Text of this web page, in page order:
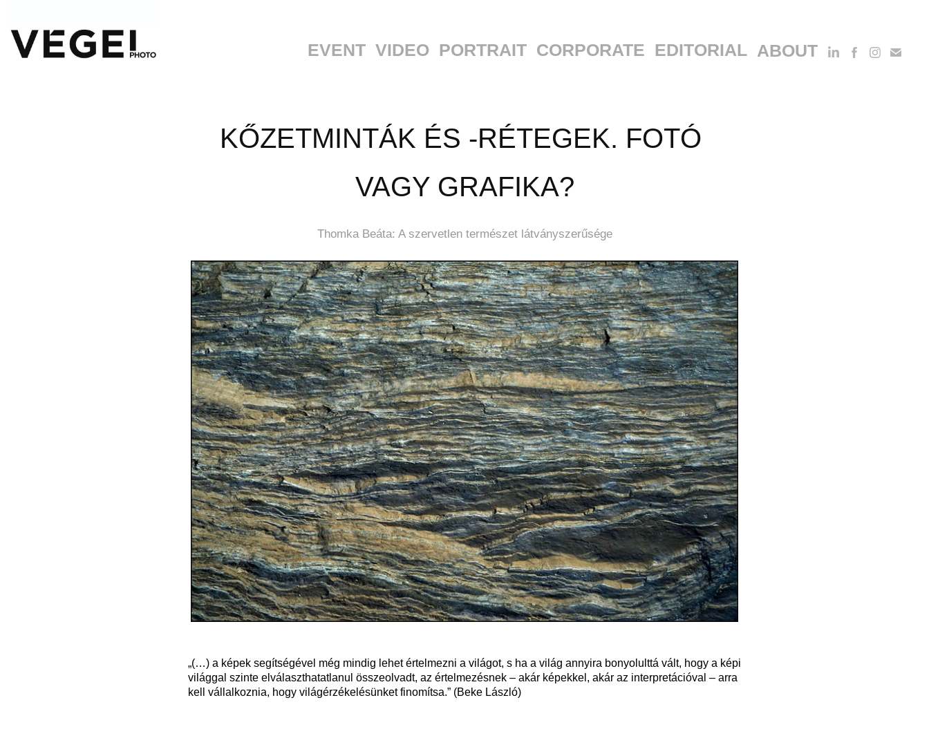
EVENT VIDEO PORTRAIT CORPORATE EDITORIAL ABOUT
KŐZETMINTÁK ÉS -RÉTEGEK. FOTÓ
VAGY GRAFIKA?
Thomka Beáta: A szervetlen természet látványszerűsége
„(…) a képek segítségével még mindig lehet értelmezni a világot, s ha a világ annyira bonyolulttá vált, hogy a képi
világgal szinte elválaszthatatlanul összeolvadt, az értelmezésnek – akár képekkel, akár az interpretációval – arra
kell vállalkoznia, hogy világérzékelésünket finomítsa.” (Beke László)